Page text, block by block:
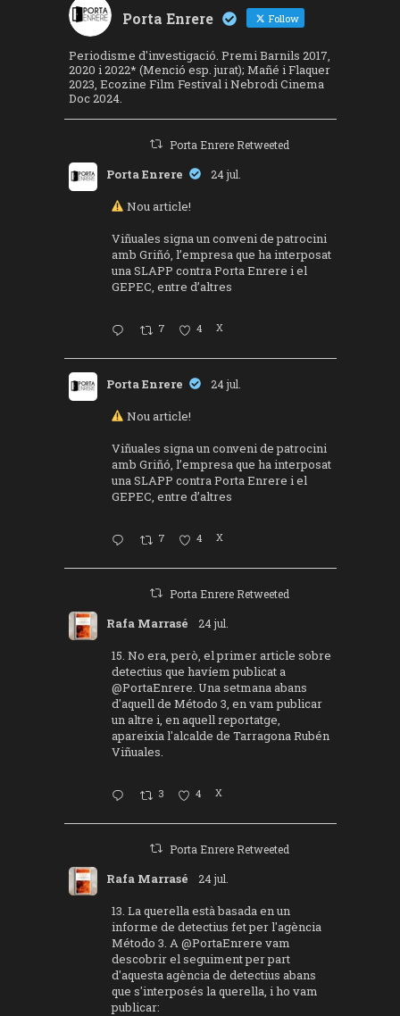
Porta Enrere Follow
Periodisme d'investigació. Premi Barnils 2017,
2020 i 2022* (Menció esp. jurat); Mañé i Flaquer
2023, Ecozine Film Festival i Nebrodi Cinema
Doc 2024.
Porta Enrere Retweeted
Porta Enrere 24 jul.
Nou article!
Viñuales signa un conveni de patrocini
amb Griñó, l’empresa que ha interposat
una SLAPP contra Porta Enrere i el
GEPEC, entre d’altres
7 4 X
Porta Enrere 24 jul.
Nou article!
Viñuales signa un conveni de patrocini
amb Griñó, l’empresa que ha interposat
una SLAPP contra Porta Enrere i el
GEPEC, entre d’altres
7 4 X
Porta Enrere Retweeted
Rafa Marrasé 24 jul.
15. No era, però, el primer article sobre
detectius que havíem publicat a
@PortaEnrere. Una setmana abans
d'aquell de Método 3, en vam publicar
un altre i, en aquell reportatge,
apareixia l'alcalde de Tarragona Rubén
Viñuales.
3 4 X
Porta Enrere Retweeted
Rafa Marrasé 24 jul.
13. La querella està basada en un
informe de detectius fet per l'agència
Método 3. A@PortaEnrere vam
descobrir el seguiment per part
d'aquesta agència de detectius abans
que s'interposés la querella, i ho vam
publicar: